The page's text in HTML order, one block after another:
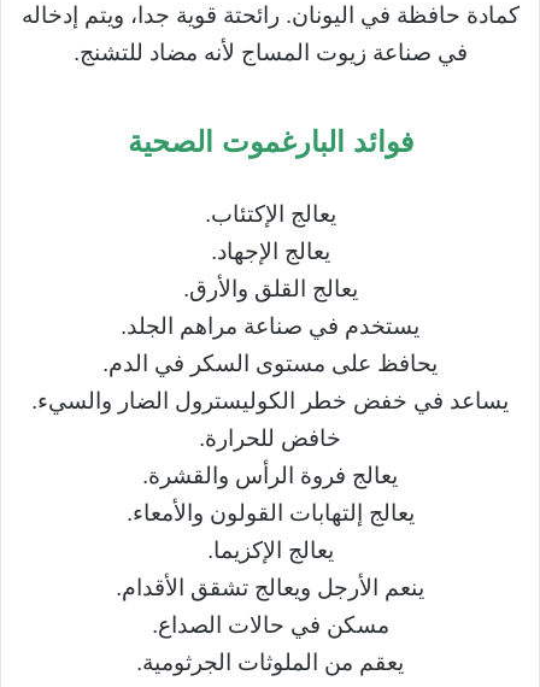
كمادة حافظة في اليونان. رائحتة قوية جدا، ويتم إدخاله
في صناعة زيوت المساج لأنه مضاد للتشنج.
فوائد البارغموت الصحية
يعالج الإكتئاب.
يعالج الإجهاد.
يعالج القلق والأرق.
يستخدم في صناعة مراهم الجلد.
يحافظ على مستوى السكر في الدم.
يساعد في خفض خطر الكوليسترول الضار والسيء.
خافض للحرارة.
يعالج فروة الرأس والقشرة.
يعالج إلتهابات القولون والأمعاء.
يعالج الإكزيما.
ينعم الأرجل ويعالج تشقق الأقدام.
مسكن في حالات الصداع.
يعقم من الملوثات الجرثومية.